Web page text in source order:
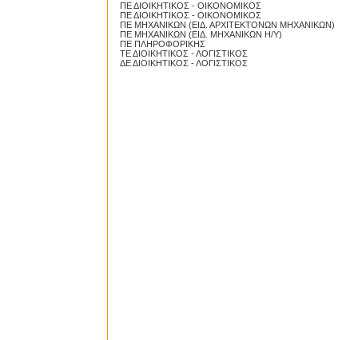
ΠΕ ΔΙΟΙΚΗΤΙΚΟΣ - ΟΙΚΟΝΟΜΙΚΟΣ
ΠΕ ΔΙΟΙΚΗΤΙΚΟΣ - ΟΙΚΟΝΟΜΙΚΟΣ
ΠΕ ΜΗΧΑΝΙΚΩΝ (ΕΙΔ. ΑΡΧΙΤΕΚΤΟΝΩΝ ΜΗΧΑΝΙΚΩΝ)
ΠΕ ΜΗΧΑΝΙΚΩΝ (ΕΙΔ. ΜΗΧΑΝΙΚΩΝ Η/Υ)
ΠΕ ΠΛΗΡΟΦΟΡΙΚΗΣ
ΤΕ ΔΙΟΙΚΗΤΙΚΟΣ - ΛΟΓΙΣΤΙΚΟΣ
ΔΕ ΔΙΟΙΚΗΤΙΚΟΣ - ΛΟΓΙΣΤΙΚΟΣ